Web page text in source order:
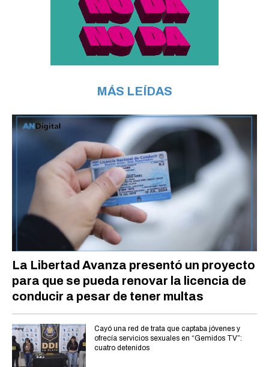
MÁS LEÍDAS
La Libertad Avanza presentó un proyecto
para que se pueda renovar la licencia de
conducir a pesar de tener multas
Cayó una red de trata que captaba jóvenes y
ofrecía servicios sexuales en “Gemidos TV”:
cuatro detenidos